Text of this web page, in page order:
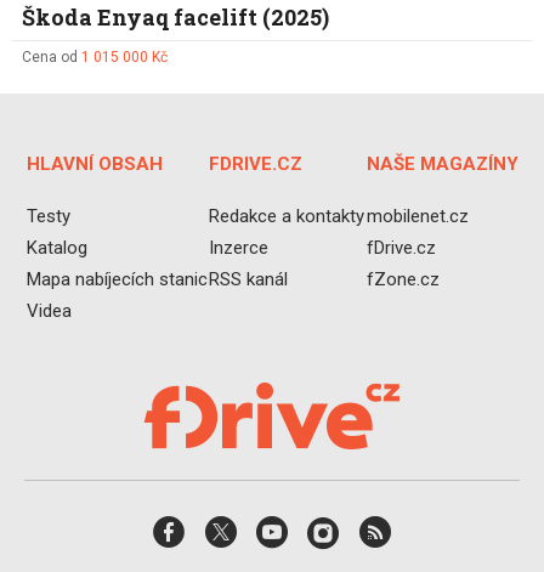
Škoda Enyaq facelift (2025)
Cena od 1 015 000 Kč
HLAVNÍ OBSAH
Testy
Katalog
Mapa nabíjecích stanic
Videa
FDRIVE.CZ
Redakce a kontakty
Inzerce
RSS kanál
NAŠE MAGAZÍNY
mobilenet.cz
fDrive.cz
fZone.cz